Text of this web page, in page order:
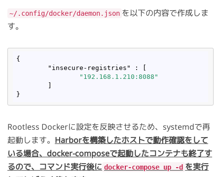
~/.config/docker/daemon.json を以下の内容で作成しま
す。
{
"insecure-registries" : [
"192.168.1.210:8088"
        ]
Rootless Dockerに設定を反映させるため、systemdで再
起動します。
Harborを構築したホストで動作確認をして
いる場合、docker-composeで起動したコンテナも終了す
るので、コマンド実行後に docker-compose up -d を実行